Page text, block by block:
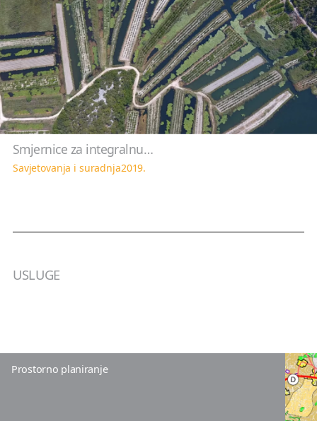
Smjernice za integralnu…
Savjetovanja i suradnja2019.
USLUGE
Prostorno planiranje